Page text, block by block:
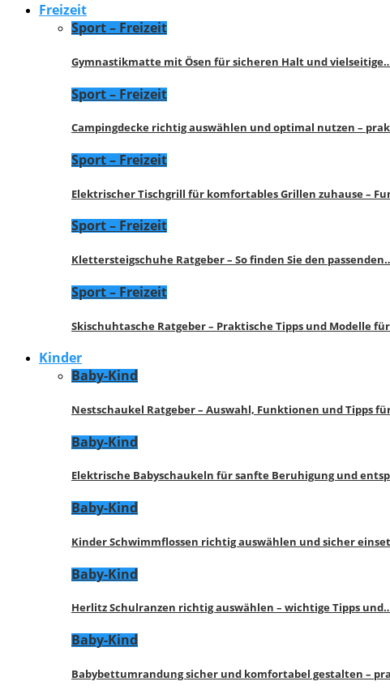
Freizeit
Sport – Freizeit
Gymnastikmatte mit Ösen für sicheren Halt und
Sport – Freizeit
Campingdecke richtig auswählen und optimal nutzen –
Sport – Freizeit
Elektrischer Tischgrill für komfortables Grillen zuhause –
Sport – Freizeit
Klettersteigschuhe Ratgeber – So finden Sie den
Sport – Freizeit
Skischuhtasche Ratgeber – Praktische Tipps und Modelle
Kinder
Baby-Kind
Nestschaukel Ratgeber – Auswahl, Funktionen und Tipps
Baby-Kind
Elektrische Babyschaukeln für sanfte Beruhigung und
Baby-Kind
Kinder Schwimmflossen richtig auswählen und sicher
Baby-Kind
Herlitz Schulranzen richtig auswählen – wichtige Tipps
Baby-Kind
Babybettumrandung sicher und komfortabel gestalten –